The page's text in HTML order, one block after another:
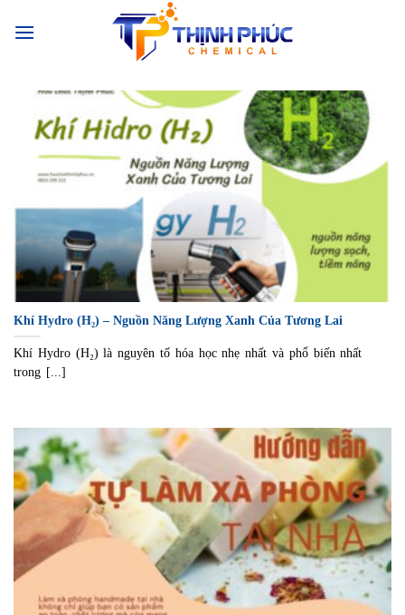
đến
Khí Hydro (H₂) – Nguồn Năng Lượng Xanh Của Tương Lai
Khí Hydro (H₂) là nguyên tố hóa học nhẹ nhất và phổ biến nhất
trong [...]